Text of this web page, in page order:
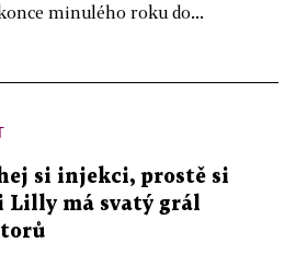
minulého roku do...
si injekci, prostě si
Lilly má svatý grál